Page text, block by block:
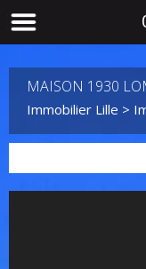
MAISON 1930
Immobilier Lille >